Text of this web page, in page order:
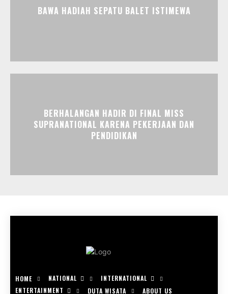
BAWA HADIAH SEPATU BALET ISTIMEWA
BERHALANGAN HADIR DI FINAL MISS
SUPRANATIONAL KARENA PEKERJAAN DAN
PENDIDIKAN
HOME NATIONAL
INTERNATIONAL
ENTERTAINMENT
DUTA WISATA ABOUT US